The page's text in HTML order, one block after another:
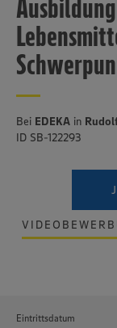
Bei EDEKA in
ID SB-122293
Eintrittsdatum